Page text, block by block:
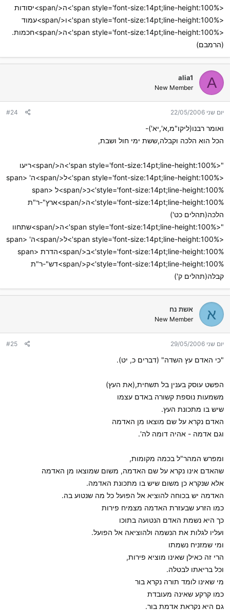
<span style='font-size:14pt;line-height:100%'>ה</span>יסודות
<span style='font-size:14pt;line-height:100%'>ו</span>עמוד
<span style='font-size:14pt;line-height:100%'>ה</span>חכמות.
(הרמבם)
A
alia1
New Member
יום שני 22/05/2006 #24
ואומר רבנו(ליקו"מ,א',יא')-
הכל הוא הלכה וקבלה,ששת ימי חול ושבת,
"<span style='font-size:14pt;line-height:100%'>ה</span>ריעו
<span style='font-size:14pt;line-height:100%'>ל</span>ה' <span
style='font-size:14pt;line-height:100%'>כ</span>ל <span
style='font-size:14pt;line-height:100%'>ה</span>ארץ"-ר"ת
הלכה(תהלים כט')
"<span style='font-size:14pt;line-height:100%'>ה</span>שתחוו
<span style='font-size:14pt;line-height:100%'>ל</span>ה' <span
style='font-size:14pt;line-height:100%'>ב</span>הדרת <span
style='font-size:14pt;line-height:100%'>ק</span>דש"-ר"ת
קבלה(תהלים ק')
א אשת נח
New Member
יום שני 29/05/2006 #25
"כי האדם עץ השדה" (דברים כ, יט).
הפשט עוסק בענין בל תשחית,(את העץ)
משמעות נוספת קשורה באדם עצמו
שיש בו מתכונת העץ.
האדם נקרא על שם מוצאו מן האדמה
וגם אדמה - אהיה דומה לה'.
ומפרש המהר"ל בכמה מקומות,
שהאדם אינו נקרא על שם האדמה, משום שמוצאו מן האדמה
אלא שנקרא כן משום שיש בו מתכונת האדמה.
האדמה יש בכוחה להוציא אל הפועל כל מה שנטוע בה.
כמו הזרע שבעזרת האדמה מצמיח פירות
כך היא נשמת האדם הנטועה בתוכו
ועליו לגלות את הנשמה ולהוציאה אל הפועל.
ומי שמזניח נשמתו
הרי זה כאילן שאינו מוציא פירות,
וכל בריאתו לבטלה.
מי שאינו לומד תורה נקרא בור
כמו קרקע שאינה מעובדת
גם היא נקראת אדמת בור.